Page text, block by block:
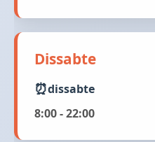
Dissabte
dissabte
8:00 - 22:00